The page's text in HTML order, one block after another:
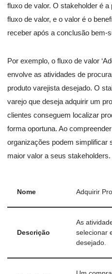
fluxo de valor. O stakeholder é
fluxo de valor, e o valor é o
receber após a conclusão bem-
Por exemplo, o fluxo de valor
envolve as atividades de
produto varejista desejado. O
varejo que deseja adquirir um
clientes conseguem localizar
forma oportuna. Ao
organizações podem simplificar
maior valor a seus stakeholders.
Nome Adquirir
Descrição
As
selecionar
desejado.